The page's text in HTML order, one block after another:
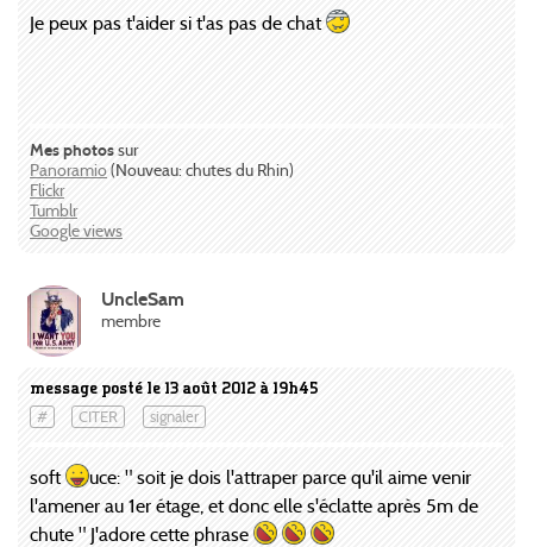
Je peux pas t'aider si t'as pas de chat
Mes photossur
Panoramio(Nouveau: chutes du Rhin)
Flickr
Tumblr
Google views
message posté le 13 août 2012 à 19h45
# CITER signaler
UncleSam
membre
soft
uce: " soit je dois l'attraper parce qu'il aime venir
l'amener au 1er étage, et donc elle s'éclatte après 5m de
chute " J'adore cette phrase